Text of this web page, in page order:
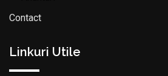
Contact
Linkuri Utile